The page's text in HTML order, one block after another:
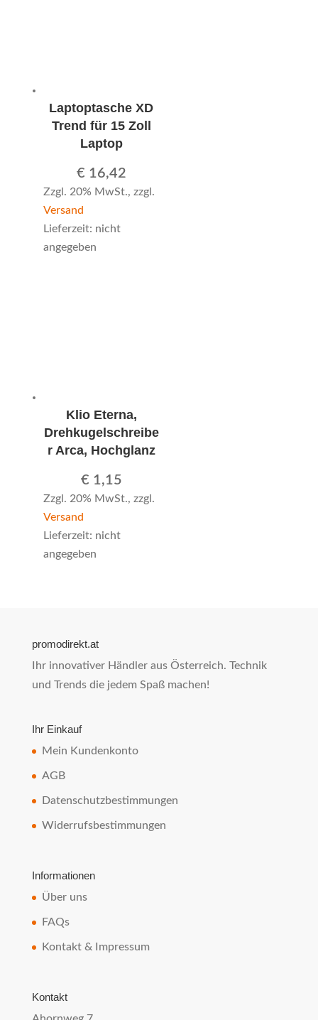
Laptoptasche XD
Trend für 15 Zoll
Laptop
€ 16,42
Zzgl. 20% MwSt., zzgl.
Versand
Lieferzeit: nicht
angegeben
Klio Eterna,
Drehkugelschreibe
r Arca, Hochglanz
€ 1,15
Zzgl. 20% MwSt., zzgl.
Versand
Lieferzeit: nicht
angegeben
promodirekt.at
Ihr innovativer Händler aus Österreich. Technik
und Trends die jedem Spaß machen!
Ihr Einkauf
Mein Kundenkonto
AGB
Datenschutzbestimmungen
Widerrufsbestimmungen
Informationen
Über uns
FAQs
Kontakt & Impressum
Kontakt